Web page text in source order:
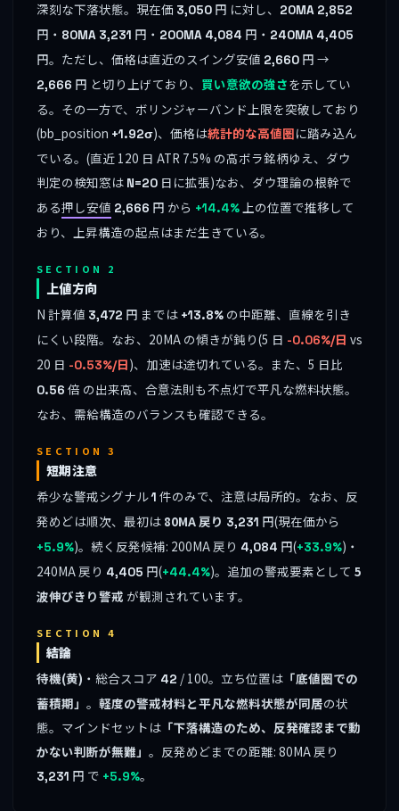
深刻な下落状態。現在価 3,050 円 に対し、 20MA 2,852
円・ 80MA 3,231 円・ 200MA 4,084 円・ 240MA 4,405
円。ただし、価格は直近のスイング安値 2,660 円 →
2,666 円 と切り上げており、 買い意欲の強さを示してい
る。その一方で、ボリンジャーバンド上限を突破しており
(bb_position +1.92σ)、価格は統計的な高値圏に踏み込ん
でいる。(直近 120 日 ATR 7.5% の高ボラ銘柄ゆえ、ダウ
判定の検知窓は N=20 日に拡張)なお、ダウ理論の根幹で
ある押し安値 2,666 円 から +14.4%上の位置で推移して
おり、上昇構造の起点はまだ生きている。
SECTION 2
上値方向
N 計算値 3,472 円 までは +13.8% の中距離、直線を引き
にくい段階。なお、20MA の傾きが鈍り(5 日 -0.06%/日 vs
20 日 -0.53%/日)、加速は途切れている。また、5 日比
0.56 倍 の出来高、合意法則も不点灯で平凡な燃料状態。
なお、需給構造のバランスも確認できる。
SECTION 3
短期注意
希少な警戒シグナル1 件のみで、注意は局所的。なお、反
発めどは順次、最初は 80MA 戻り 3,231 円(現在価から
+5.9%)。続く反発候補: 200MA 戻り 4,084 円(+33.9%)・
240MA 戻り 4,405 円(+44.4%)。追加の警戒要素として 5
波伸びきり警戒 が観測されています。
SECTION 4
結論
待機(黄) ・総合スコア 42 / 100。立ち位置は 「底値圏での
蓄積期」 。 軽度の警戒材料と平凡な燃料状態が同居の状
態。マインドセットは 「下落構造のため、反発確認まで動
かない判断が無難」 。反発めどまでの距離: 80MA 戻り
3,231 円 で +5.9%。